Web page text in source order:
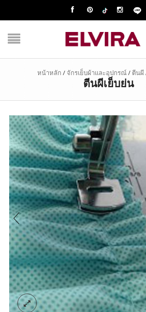
หน้าหลัก / จักรเย็บผ้าและอุปกรณ์/ ตีนผี
ตีนผีเย็บย่น